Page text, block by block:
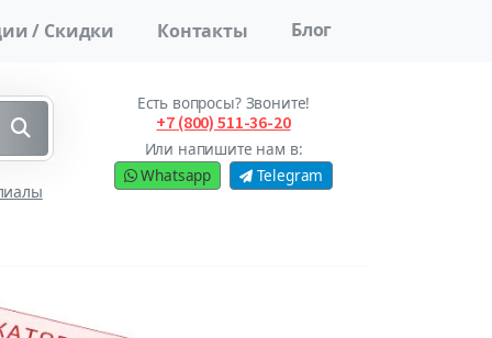
/ Скидки Контакты Блог
Есть вопросы? Звоните!
+7 (800) 511-36-20
Или напишите нам в:
Whatsapp
Telegram